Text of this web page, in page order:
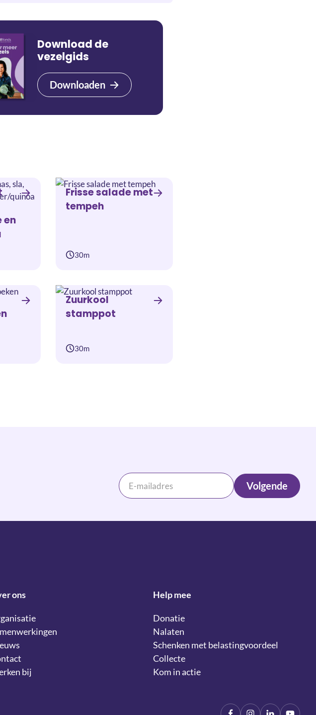
Download de
vezelgids
Downloaden
en
Frisse salade met
tempeh
30m
Zuurkool
stamppot
30m
Volgende
ons
bij
Help mee
Donatie
Nalaten
Schenken met belastingvoordeel
Collecte
Kom in actie